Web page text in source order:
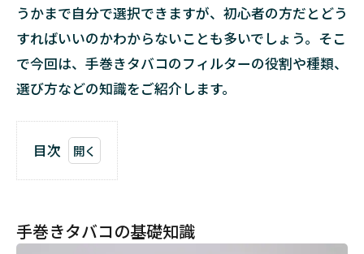
うかまで自分で選択できますが、初心者の方だとどう
すればいいのかわからないことも多いでしょう。そこ
で今回は、手巻きタバコのフィルターの役割や種類、
選び方などの知識をご紹介します。
目次
き
タ
手巻きタバコの基礎知識